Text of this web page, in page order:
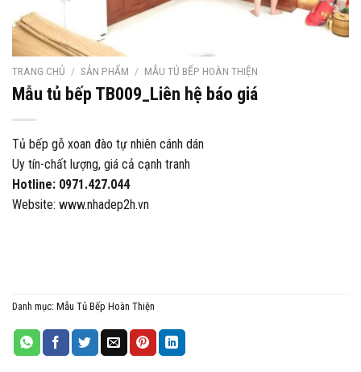
TRANG CHỦ / SẢN PHẨM / MẪU TỦ BẾP HOÀN THIỆN
Mẫu tủ bếp TB009_Liên hệ báo giá
Tủ bếp gỗ xoan đào tự nhiên cánh dán
Uy tín-chất lượng, giá cả cạnh tranh
Hotline: 0971.427.044
Website: www.nhadep2h.vn
Danh mục: Mẫu Tủ Bếp Hoàn Thiện